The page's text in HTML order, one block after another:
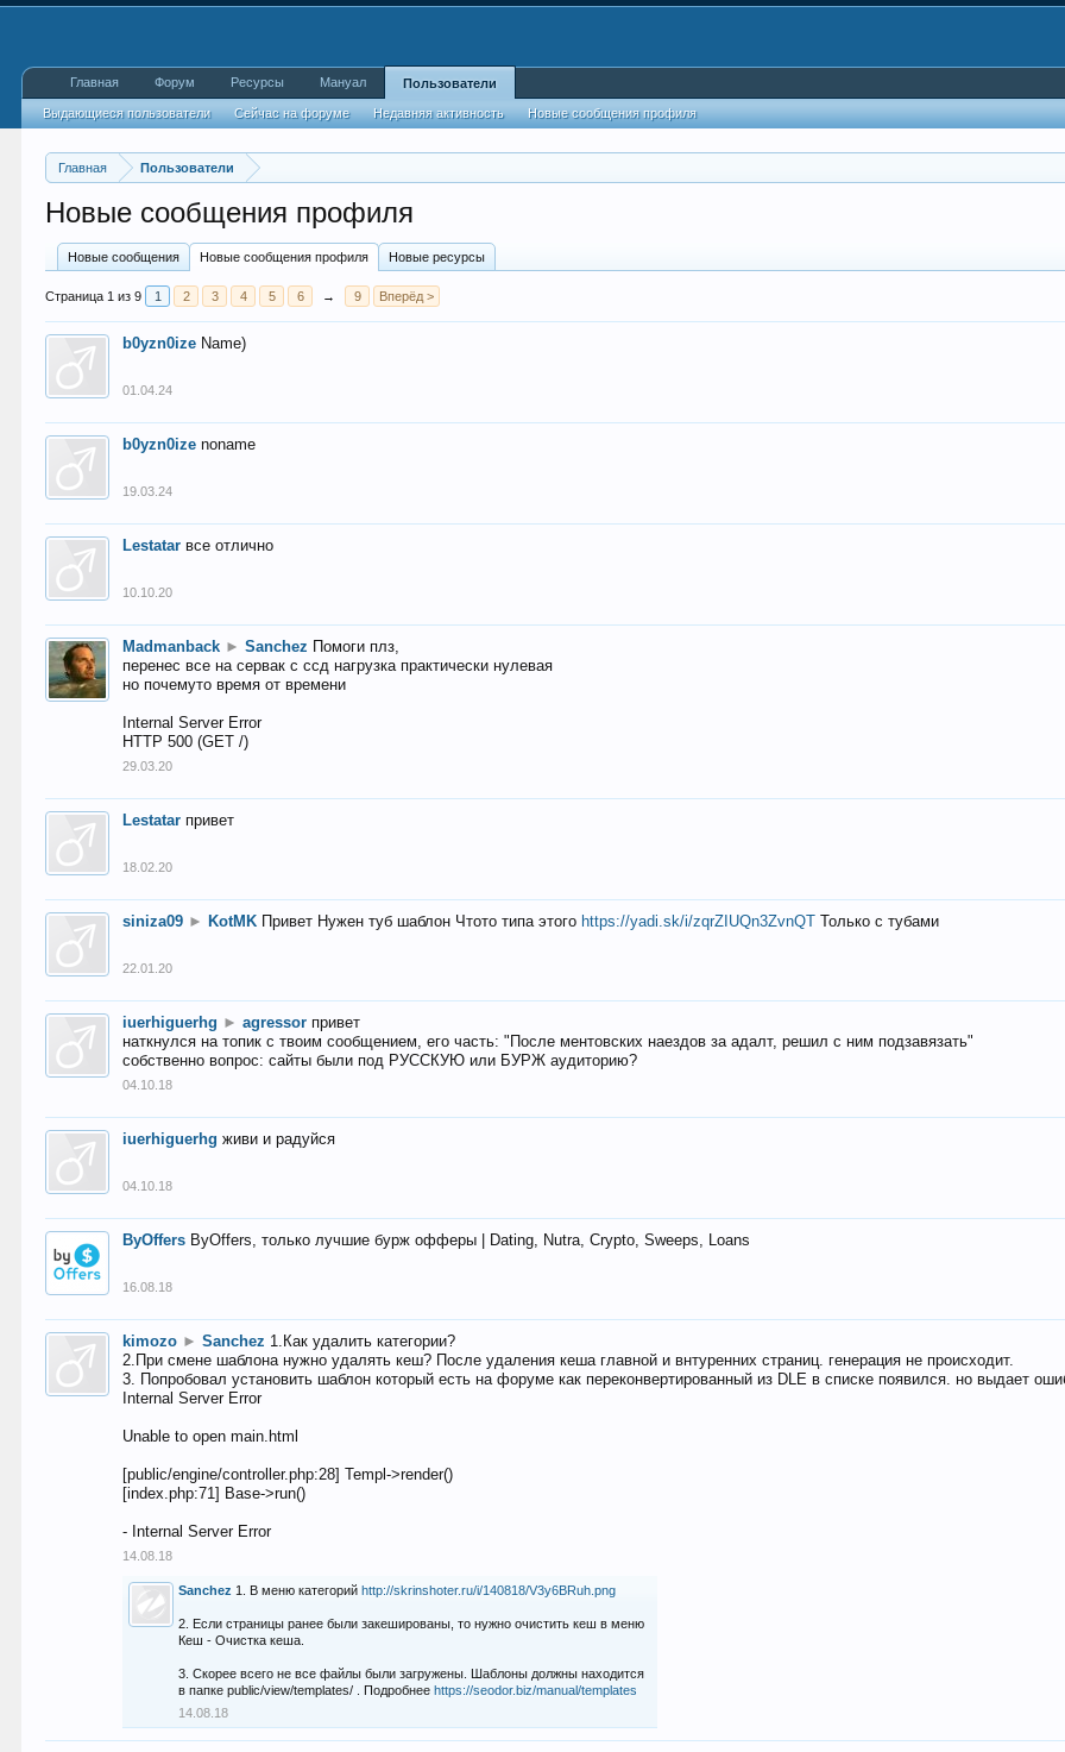
Главная Пользователи
Новые сообщения профиля
Новые сообщения Новые сообщения профиля Новые ресурсы
Страница 1 из 9 1 2 3 4 5 6 → 9 Вперёд >
b0yzn0ize Name)
01.04.24
b0yzn0ize noname
19.03.24
Lestatar все отлично
10.10.20
Madmanback ► Sanchez Помоги плз,
перенес все на сервак с ссд нагрузка практически нулевая
но почемуто время от времени
Internal Server Error
HTTP 500 (GET /)
29.03.20
Lestatar привет
18.02.20
siniza09 ► KotMK Привет Нужен туб шаблон Чтото типа этого https://yadi.sk/i/zqrZIUQn3ZvnQT Только с тубами
22.01.20
iuerhiguerhg ► agressor привет
наткнулся на топик с твоим сообщением, его часть: "После ментовских наездов за адалт, решил с ним подзавязать"
собственно вопрос: сайты были под РУССКУЮ или БУРЖ аудиторию?
04.10.18
iuerhiguerhg живи и радуйся
04.10.18
ByOffers ByOffers, только лучшие бурж офферы | Dating, Nutra, Crypto, Sweeps, Loans
16.08.18
kimozo ► Sanchez 1.Как удалить категории?
2.При смене шаблона нужно удалять кеш? После удаления кеша главной и внтуренних страниц. генерация не происходит.
3. Попробовал установить шаблон который есть на форуме как переконвертированный из DLE в списке появился. но выдает
Internal Server Error
Unable to open main.html
[public/engine/controller.php:28] Templ->render()
[index.php:71] Base->run()
- Internal Server Error
14.08.18
Sanchez 1. В меню категорийhttp://skrinshoter.ru/i/140818/V3y6BRuh.png
2. Если страницы ранее были закешированы, то нужно очистить кеш в меню
Кеш - Очистка кеша.
3. Скорее всего не все файлы были загружены. Шаблоны должны находится
в папке public/view/templates/ . Подробнееhttps://seodor.biz/manual/templates
14.08.18
Главная Форум Ресурсы Мануал Пользователи
Выдающиеся пользователи Сейчас на форуме Недавняя активность Новые сообщения профиля